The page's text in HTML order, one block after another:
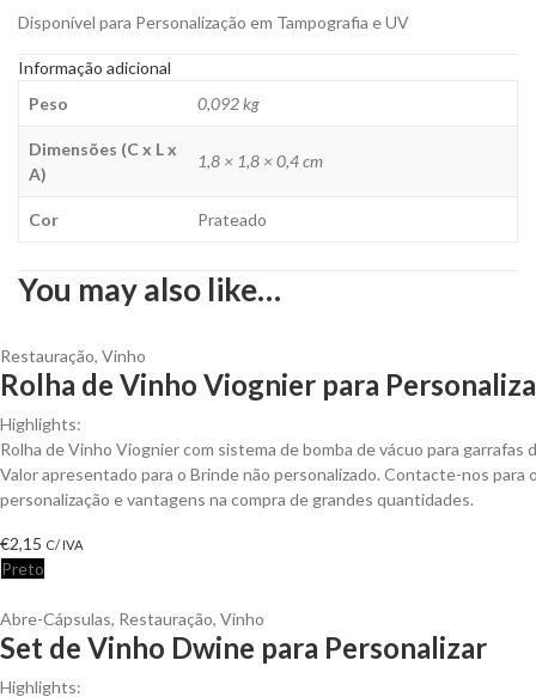
Disponível para Personalização em Tampografia e UV
Informação adicional
Peso
0,092 kg
Dimensões (C x L x
A)
1,8 × 1,8 × 0,4 cm
Cor Prateado
You may also like…
Restauração, Vinho
Rolha de Vinho Viognier para
Highlights:
Rolha de Vinho Viognier com sistema de bomba de vácuo para garrafas
Valor apresentado para o Brinde não personalizado. Contacte-nos para
personalização e vantagens na compra de grandes quantidades.
€2,15 C/ IVA
Preto
Abre-Cápsulas, Restauração, Vinho
Set de Vinho Dwine para Personalizar
Highlights: